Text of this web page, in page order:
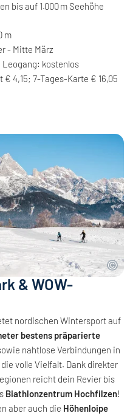
bis auf 1.000 m Seehöhe
m
- Mitte März
Leogang: kostenlos
4,15; 7-Tages-Karte € 16,05
& WOW-
nordischen Wintersport auf
bestens präparierte
nahtlose Verbindungen in
volle Vielfalt. Dank direkter
reicht dein Revier bis
Biathlonzentrum Hochfilzen!
aber auch die Höhenloipe